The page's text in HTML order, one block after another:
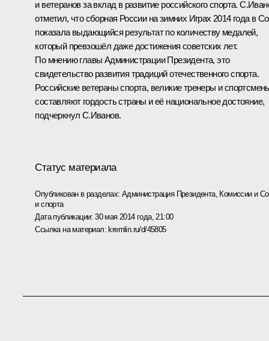
и ветеранов за вклад в развитие российского спорта.
отметил, что сборная России на зимних Играх 2014 года в
показала выдающийся результат по количеству медалей,
который превзошёл даже достижения советских лет.
По мнению главы Администрации Президента, это
свидетельство развития традиций отечественного спорта.
Российские ветераны спорта, великие тренеры и
составляют гордость страны и её национальное достояние,
подчеркнул С.Иванов.
Статус материала
Опубликован в разделах: Администрация Президента, Комиссии и
и спорта
Дата публикации:30 мая 2014 года, 21:00
Ссылка на материал: kremlin.ru/d/45805